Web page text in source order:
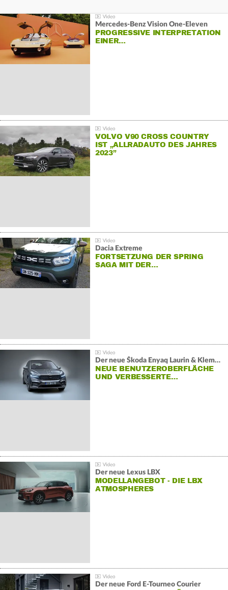
Mercedes-Benz Vision One-Eleven
PROGRESSIVE INTERPRETATION
EINER…
VOLVO V90 CROSS COUNTRY
IST „ALLRADAUTO DES JAHRES
2023”
Dacia Extreme
FORTSETZUNG DER SPRING
SAGA MIT DER…
Der neue Škoda Enyaq Laurin & Klement
NEUE BENUTZEROBERFLÄCHE
UND VERBESSERTE…
Der neue Lexus LBX
MODELLANGEBOT - DIE LBX
ATMOSPHERES
Der neue Ford E-Tourneo Courier